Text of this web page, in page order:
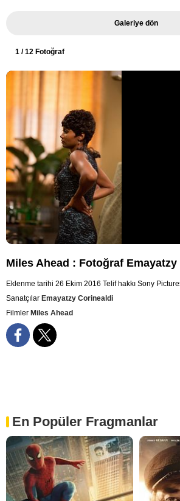
Galeriye dön
1 / 12 Fotoğraf
Miles Ahead : Fotoğraf
Eklenme tarihi 26 Ekim 2016 Telif hakkı Sony
Sanatçılar Emayatzy Corinealdi
Filmler Miles Ahead
En Popüler Fragmanlar